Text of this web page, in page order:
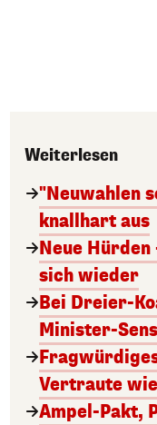
Weiterlesen
"Neuwahlen
knallhart aus
Neue
sich wieder
Bei Dreier-
Minister-
Vertraute
Ampel-Pakt,